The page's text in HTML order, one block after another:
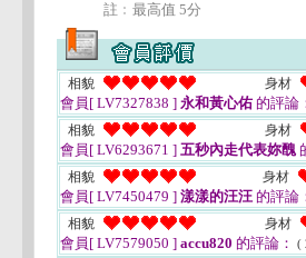
註﹕最高值 5分
相貌 身材
會員[ LV7327838 ] 永和黃心佑 的評論
相貌 身材
會員[ LV6293671 ] 五秒內走代表妳醜
相貌 身材
會員[ LV7450479 ] 漾漾的汪汪 的評論
相貌 身材
會員[ LV7579050 ] accu820 的評論： (